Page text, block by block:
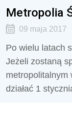
Metropolia
09 maja 2017
Po wielu latach
Jeżeli zostaną
metropolitalnym
działać 1